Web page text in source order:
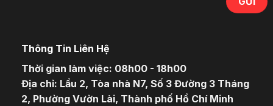
Thông Tin Liên Hệ
Thời gian làm việc: 08h00 - 18h00
Địa chỉ: Lầu 2, Tòa nhà N7, Số 3 Đường 3 Tháng
2, Phường Vườn Lài, Thành phố Hồ Chí Minh